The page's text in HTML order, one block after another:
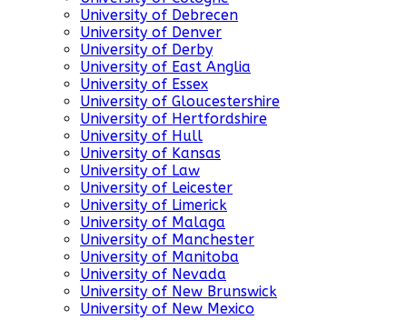
University of Debrecen
University of Denver
University of Derby
University of East Anglia
University of Essex
University of Gloucestershire
University of Hertfordshire
University of Hull
University of Kansas
University of Law
University of Leicester
University of Limerick
University of Malaga
University of Manchester
University of Manitoba
University of Nevada
University of New Brunswick
University of New Mexico